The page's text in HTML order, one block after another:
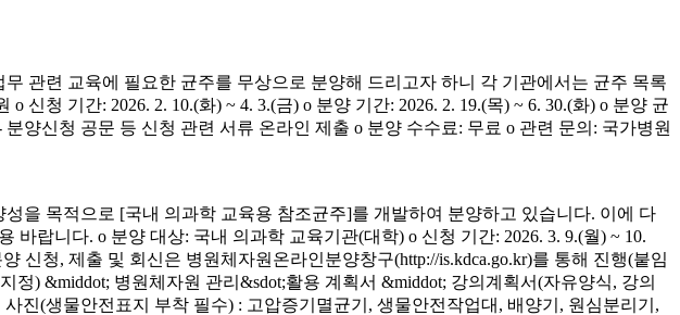
관련 교육에 필요한 균주를 무상으로 분양해 드리고자 하니 각 기관에서는 균주 목록
청 기간: 2026. 2. 10.(화) ~ 4. 3.(금) o 분양 기간: 2026. 2. 19.(목) ~ 6. 30.(화) o 분양 균
양신청 공문 등 신청 관련 서류 온라인 제출 o 분양 수수료: 무료 o 관련 문의: 국가병원
을 목적으로 [국내 의과학 교육용 참조균주]를 개발하여 분양하고 있습니다. 이에 다
랍니다. o 분양 대상: 국내 의과학 교육기관(대학) o 신청 기간: 2026. 3. 9.(월) ~ 10.
신청, 제출 및 회신은 병원체자원온라인분양창구(http://is.kdca.go.kr)를 통해 진행(붙임
) &middot; 병원체자원 관리&sdot;활용 계획서 &middot; 강의계획서(자유양식, 강의
진(생물안전표지 부착 필수) : 고압증기멸균기, 생물안전작업대, 배양기, 원심분리기,